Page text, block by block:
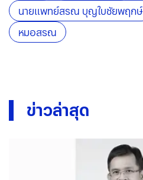
นายแพทย์สรณ บุญใบชัยพฤกษ์
หมอสรณ
ข่าวล่าสุด